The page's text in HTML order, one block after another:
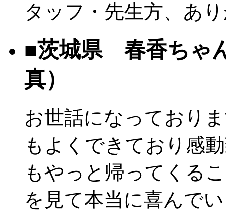
タッフ・先生方、あ
■茨城県 春香ちゃ
真）
お世話になっており
もよくできており感
もやっと帰ってくる
を見て本当に喜んで